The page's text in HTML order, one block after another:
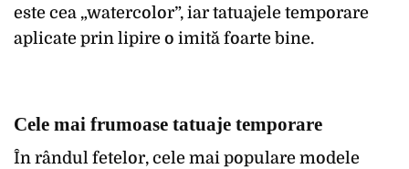
este cea „watercolor”, iar tatuajele temporare
aplicate prin lipire o imită foarte bine.
Cele mai frumoase tatuaje temporare
În rândul fetelor, cele mai populare modele